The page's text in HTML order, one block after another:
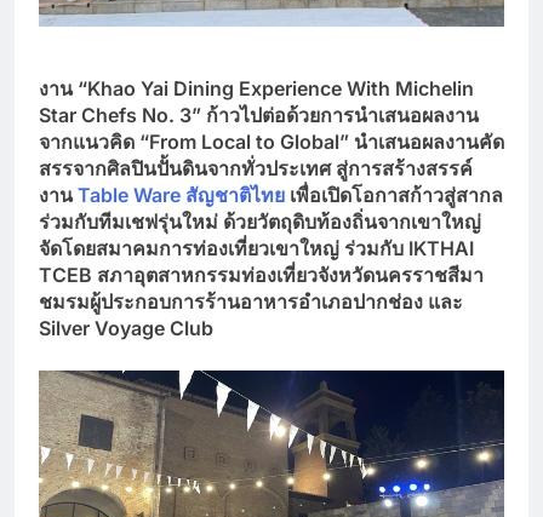
งาน“Khao Yai Dining Experience With Michelin
Star Chefs No. 3” ก้าวไปต่อด้วยการนำเสนอผลงาน
จากแนวคิด “From Local to Global” นำเสนอผลงานคัด
สรรจากศิลปินปั้นดินจากทั่วประเทศ สู่การสร้างสรรค์
งานTable Ware สัญชาติไทย เพื่อเปิดโอกาสก้าวสู่สากล
ร่วมกับทีมเชฟรุ่นใหม่ ด้วยวัตถุดิบท้องถิ่นจากเขาใหญ่
จัดโดยสมาคมการท่องเที่ยวเขาใหญ่ ร่วมกับ IKTHAI
TCEB สภาอุตสาหกรรมท่องเที่ยวจังหวัดนครราชสีมา
ชมรมผู้ประกอบการร้านอาหารอำเภอปากช่อง และ
Silver Voyage Club